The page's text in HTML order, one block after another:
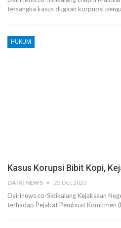
tersangka kasus dugaan korpupsi
HUKUM
Kasus Korupsi Bibit Kopi,
DAIRI NEWS 23 Dec 2023
Dairinews.co-Sidikalang Kejaksaan
terhadap Pejabat Pembuat Komitmen